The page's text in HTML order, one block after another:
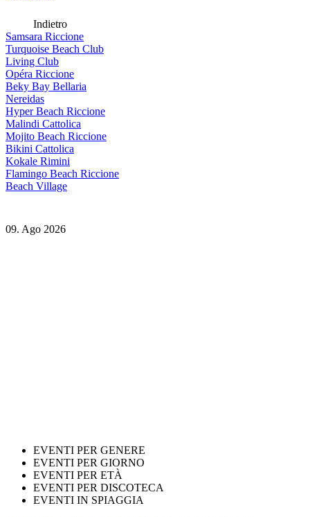
Indietro
Samsara Riccione
Turquoise Beach Club
Living Club
Opéra Riccione
Beky Bay Bellaria
Nereidas
Hyper Beach Riccione
Malindi Cattolica
Mojito Beach Riccione
Bikini Cattolica
Kokale Rimini
Flamingo Beach Riccione
Beach Village
09. Ago 2026
EVENTI PER GENERE
EVENTI PER GIORNO
EVENTI PER ETÀ
EVENTI PER DISCOTECA
EVENTI IN SPIAGGIA